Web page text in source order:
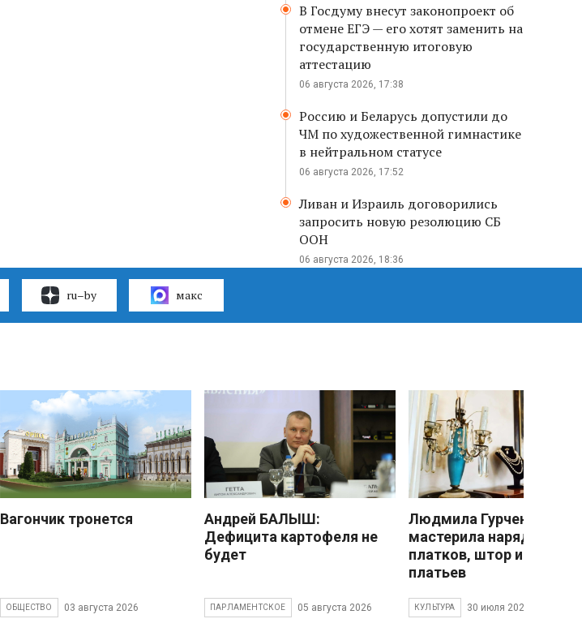
В Госдуму внесут законопроект об
отмене ЕГЭ — его хотят заменить на
государственную итоговую
аттестацию
06 августа 2026, 17:38
Россию и Беларусь допустили до
ЧМ по художественной гимнастике
в нейтральном статусе
06 августа 2026, 17:52
Ливан и Израиль договорились
запросить новую резолюцию СБ
ООН
06 августа 2026, 18:36
ru–by макс
Вагончик тронется
ОБЩЕСТВО 03 августа 2026
Андрей БАЛЫШ:
Дефицита картофеля не
будет
ПАРЛАМЕНТСКОЕ 05 августа 2026
Людмила Гурченко
мастерила наряды из
платков, штор и детских
платьев
КУЛЬТУРА 30 июля 2026